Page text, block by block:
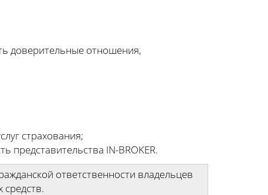
доверительные отношения,
страхования;
представительства IN-BROKER.
ответственности владельцев